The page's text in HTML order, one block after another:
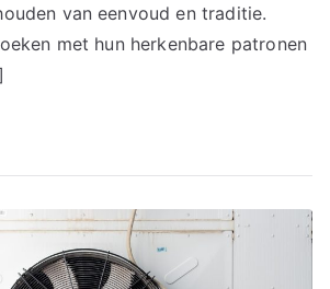
van eenvoud en traditie.
met hun herkenbare patronen